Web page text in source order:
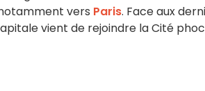
vers Paris. Face aux
vient de rejoindre la Cité